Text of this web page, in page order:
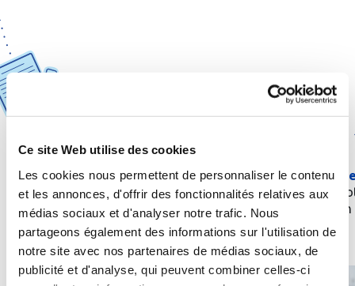
Ce site Web utilise des cookies
Les cookies nous permettent de personnaliser le contenu
et les annonces, d'offrir des fonctionnalités relatives aux
médias sociaux et d'analyser notre trafic. Nous
partageons également des informations sur l'utilisation de
notre site avec nos partenaires de médias sociaux, de
publicité et d'analyse, qui peuvent combiner celles-ci
la part de votre médecin
traitant ou d’un spécialiste
Envoyez une
prise en chargeà
caisse d’aﬃliation
Quellecurethermale